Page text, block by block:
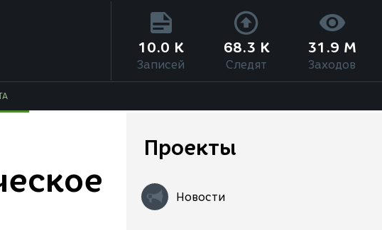
10.0 K
Записей
68.3 K
Следят
31.9 M
Заходов
Проекты
Новости